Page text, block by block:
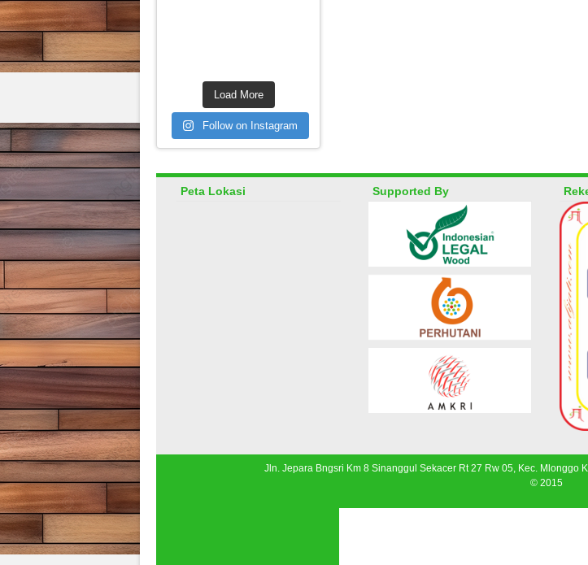
Load More
Follow on Instagram
Peta Lokasi Supported By
Jln. Jepara Bngsri Km 8 Sinanggul Sekacer Rt 27 Rw 05, Kec. Mlonggo
© 2015